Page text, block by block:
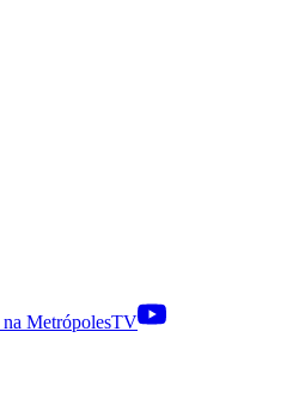
na MetrópolesTV